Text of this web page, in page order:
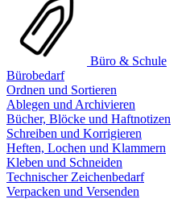
Büro & Schule
Bürobedarf
Ordnen und Sortieren
Ablegen und Archivieren
Bücher, Blöcke und Haftnotizen
Schreiben und Korrigieren
Heften, Lochen und Klammern
Kleben und Schneiden
Technischer Zeichenbedarf
Verpacken und Versenden